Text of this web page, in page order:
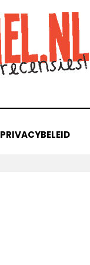
PRIVACYBELEID